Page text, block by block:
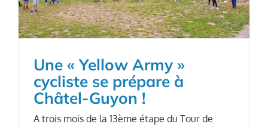
Une « Yellow Army »
cycliste se prépare à
Châtel-Guyon !
A trois mois de la 13ème étape du Tour de